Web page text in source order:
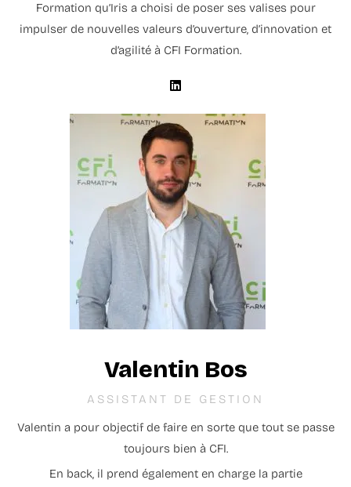
Formation qu’Iris a choisi de poser ses valises pour
impulser de nouvelles valeurs d’ouverture, d’innovation et
d’agilité à CFI Formation.
Valentin Bos
ASSISTANT DE GESTION
Valentin a pour objectif de faire en sorte que tout se passe
toujours bien à CFI.
En back, il prend également en charge la partie